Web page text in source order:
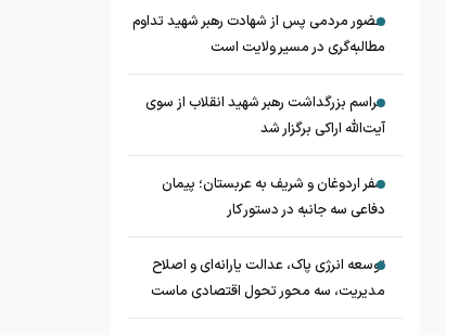
حضور مردمی پس از شهادت رهبر شهید تداوم
مطالبه‌گری در مسیر ولایت است
مراسم بزرگداشت رهبر شهید انقلاب از سوی
آیت‌الله اراکی برگزار شد
سفر اردوغان و شریف به عربستان؛ پیمان
دفاعی سه جانبه در دستور کار
توسعه انرژی پاک، عدالت یارانه‌ای و اصلاح
مدیریت، سه محور تحول اقتصادی ماست